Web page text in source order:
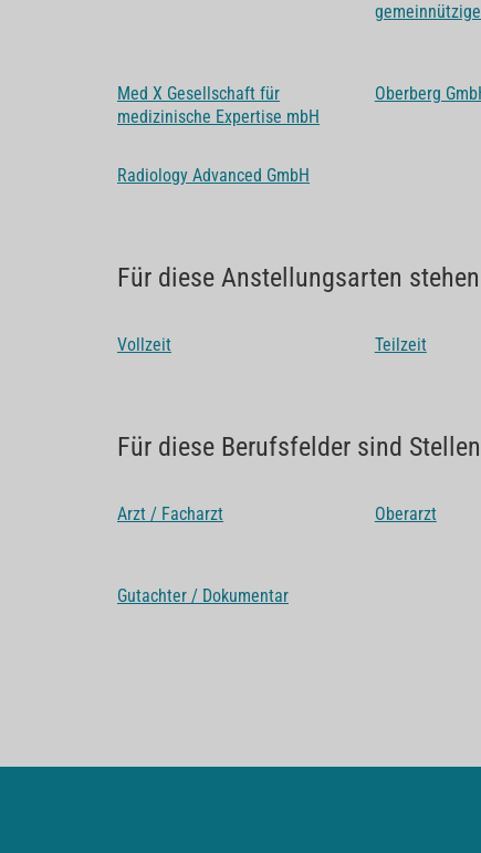
Med X Gesellschaft für
medizinische Expertise mbH
Oberberg
Radiology Advanced GmbH
Für diese Anstellungsarten
Vollzeit Teilzeit
Für diese Berufsfelder sind
Arzt / Facharzt Oberarzt
Gutachter / Dokumentar